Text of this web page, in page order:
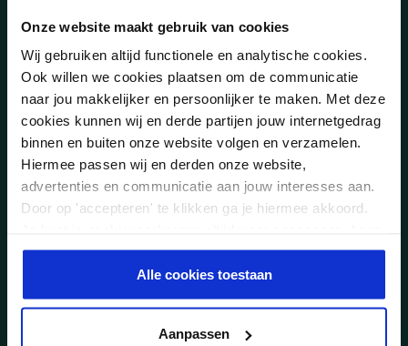
Onze website maakt gebruik van cookies
Wij gebruiken altijd functionele en analytische cookies.
Ook willen we cookies plaatsen om de communicatie
naar jou makkelijker en persoonlijker te maken. Met deze
cookies kunnen wij en derde partijen jouw internetgedrag
binnen en buiten onze website volgen en verzamelen.
Hiermee passen wij en derden onze website,
advertenties en communicatie aan jouw interesses aan.
Door op 'accepteren' te klikken ga je hiermee akkoord.
er meer over in onsprivacy beleid.
Alle cookies toestaan
Aanpassen
Rolle CureTape Sports.
Abmessungen pro Rolle: 5cm x 2,5 Meter
Normalpreis: 17,85 € inkl. MwSt.
Einführungsangebot: 14,95 € inkl. MwSt.
Kurz gesagt: Eine sehr interessante
Möglichkeit, um das am häufigsten
verwendete Kinesiologie-Tape in Europa
kennenzulernen.